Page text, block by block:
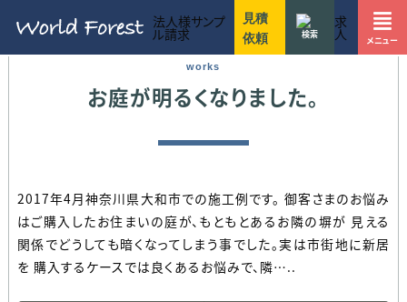
法人様サンプ
ル請求
見積
依頼
検索
求
人 メニュー
ウッドデッキ施工のワールドフォレスト 施工事例 お庭用のウッドデッキの施工事例
works
お庭が明るくなりました。
2017年4月神奈川県大和市での施工例です。 御客さまのお悩み
はご購入したお住まいの庭が、もともとあるお隣の塀が 見える
関係でどうしても暗くなってしまう事でした。実は市街地に新居
を 購入するケースでは良くあるお悩みで、隣…..